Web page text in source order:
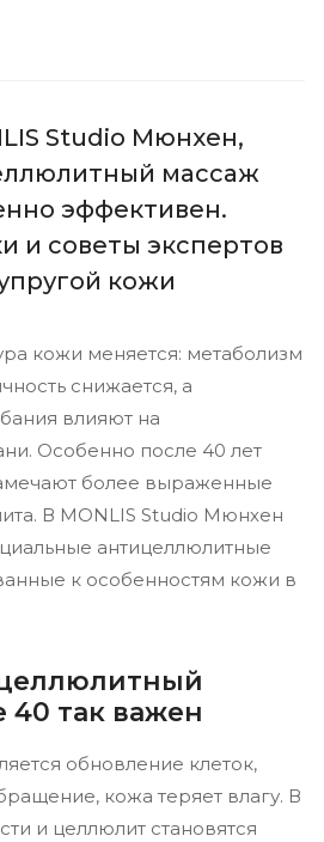
Studio Мюнхен,
массаж
эффективен.
и советы экспертов
кожи
кожи меняется: метаболизм
снижается, а
влияют на
Особенно после 40 лет
более выраженные
В MONLIS Studio Мюнхен
антицеллюлитные
к особенностям кожи в
40 так важен
обновление клеток,
кожа теряет влагу. В
и целлюлит становятся